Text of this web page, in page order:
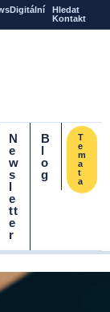
Digitální
Hledat
Kontakt
N
e
w
s
l
e
tt
e
r
B
l
o
g
T
e
m
a
t
a